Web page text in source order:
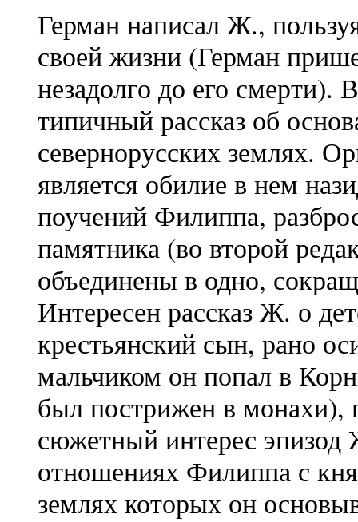
Герман написал Ж.,
своей жизни (Герман
незадолго до его смерти).
типичный рассказ об
севернорусских землях.
является обилие в нем
поучений Филиппа,
памятника (во второй
объединены в одно,
Интересен рассказ Ж. о
крестьянский сын, рано
мальчиком он попал в
был пострижен в монахи),
сюжетный интерес
отношениях Филиппа с
землях которых он